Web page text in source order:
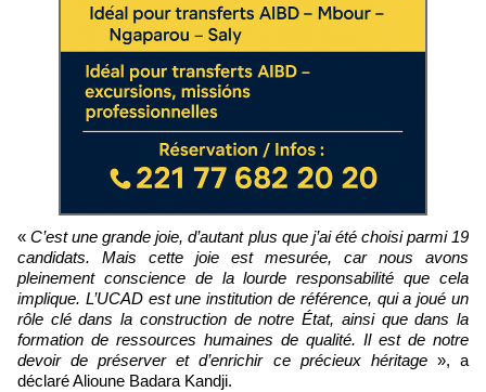
«C’est une grande joie, d’autant plus que j’ai été choisi parmi 19
candidats. Mais cette joie est mesurée, car nous avons
pleinement conscience de la lourde responsabilité que cela
implique. L’UCAD est une institution de référence, qui a joué un
rôle clé dans la construction de notre État, ainsi que dans la
formation de ressources humaines de qualité. Il est de notre
devoir de préserver et d’enrichir ce précieux héritage », a
déclaré Alioune Badara Kandji.